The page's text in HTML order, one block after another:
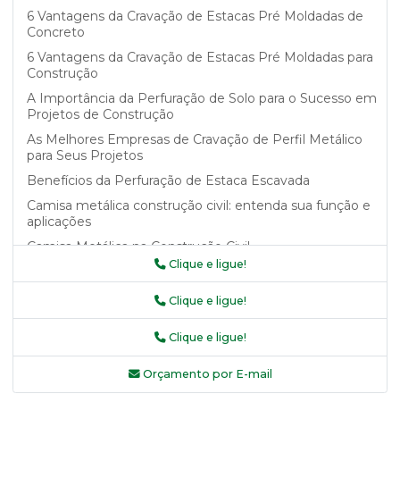
6 Vantagens da Cravação de Estacas Pré Moldadas de
Concreto
6 Vantagens da Cravação de Estacas Pré Moldadas para
Construção
A Importância da Perfuração de Solo para o Sucesso em
Projetos de Construção
As Melhores Empresas de Cravação de Perfil Metálico
para Seus Projetos
Benefícios da Perfuração de Estaca Escavada
Camisa metálica construção civil: entenda sua função e
aplicações
Camisa Metálica na Construção Civil
Camisa metálica na construção civil como garantia de
segurança e durabilidade
Camisa Metálica na Construção Civil: Benefícios e
Camisa Metálica na Construção Civil: Saiba Mais
Camisa Metálica na Construção Civil: Vantagens e
Aplicações
Clique e ligue!
Clique e ligue!
Clique e ligue!
Orçamento por E-mail